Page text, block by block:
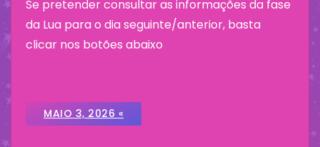
Se pretender consultar as informações da fase
da Lua para o dia seguinte/anterior, basta
clicar nos botões abaixo
MAIO 3, 2026 «